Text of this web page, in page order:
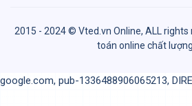
2015 - 2024 © Vted.vn Online, ALL rights
toán online chất
google.com, pub-1336488906065213,